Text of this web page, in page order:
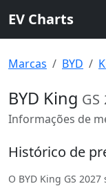
EV Charts
Marcas BYD
BYD King GS
Informações de
Histórico de
O BYD King GS